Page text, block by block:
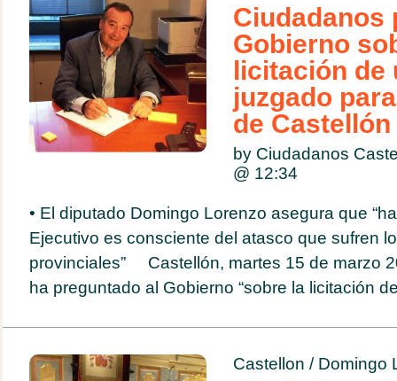
Ciudadanos
Gobierno
licitación de
juzgado
de Castellón
by Ciudadanos
@ 12:34
• El diputado Domingo Lorenzo asegura que
Ejecutivo es consciente del atasco que sufren
provinciales” Castellón, martes 15 de marzo
ha preguntado al Gobierno “sobre la licitación
Castellon / Domingo